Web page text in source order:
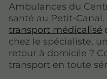
Ambulances du
santé au Petit-
transport médicalisé
chez le spécialiste,
retour à domicile ?
transport en toute